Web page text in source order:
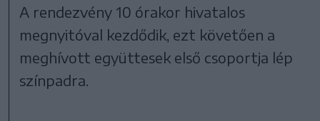
A rendezvény 10 órakor hivatalos
megnyitóval kezdődik, ezt követően a
meghívott együttesek első csoportja lép
színpadra.